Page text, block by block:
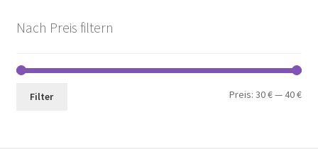
Nach Preis filtern
Min.
Filter Preis:30 €—40 €